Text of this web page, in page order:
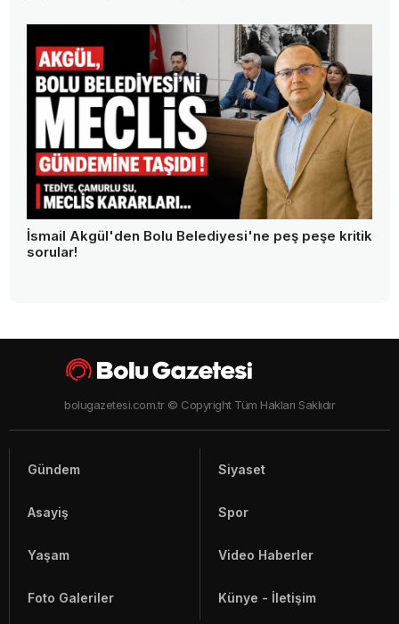
İsmail Akgül'den Bolu Belediyesi'ne peş peşe kritik
sorular!
bolugazetesi.com.tr © Copyright Tüm Hakları Saklıdır
Gündem Siyaset
Asayiş Spor
Yaşam Video Haberler
Foto Galeriler Künye - İletişim